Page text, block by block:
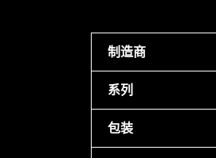
制造商
系列
包装